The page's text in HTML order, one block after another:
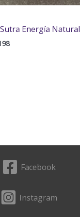
Energía Natural
Facebook
Instagram